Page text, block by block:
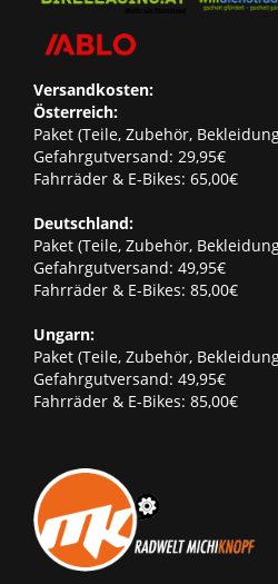
Versandkosten:
Österreich:
Paket (Teile, Zubehör,
Gefahrgutversand: 29,95€
Fahrräder & E-Bikes: 65,00€
Deutschland:
Paket (Teile, Zubehör,
Gefahrgutversand: 49,95€
Fahrräder & E-Bikes: 85,00€
Ungarn:
Paket (Teile, Zubehör,
Gefahrgutversand: 49,95€
Fahrräder & E-Bikes: 85,00€